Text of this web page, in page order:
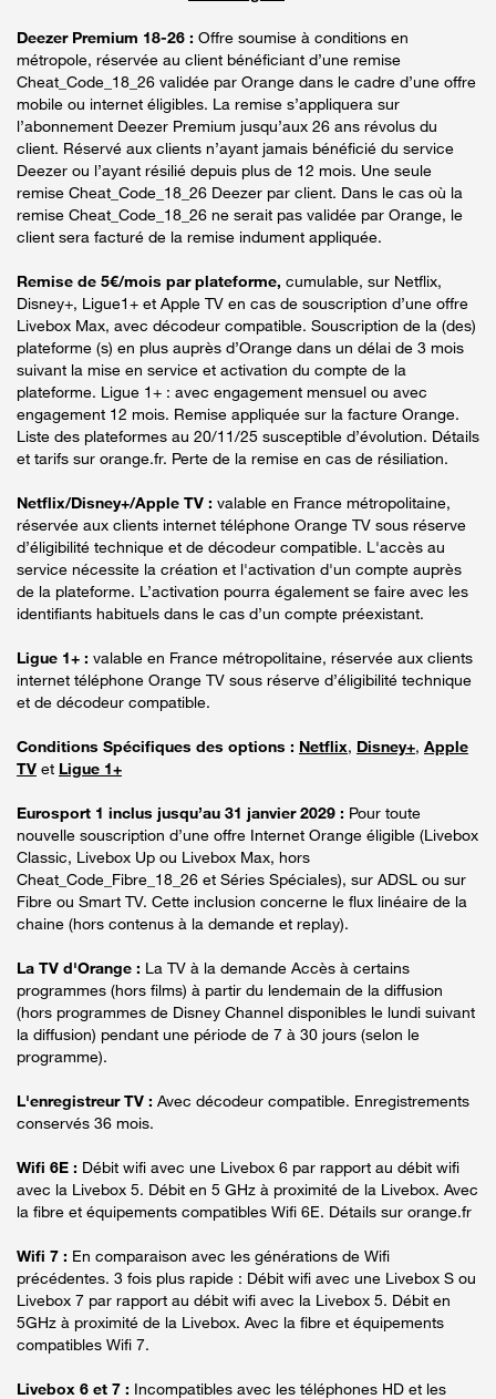
Deezer Premium 18-26 : Offre soumise à conditions en
métropole, réservée au client bénéficiant d’une remise
Cheat_Code_18_26 validée par Orange dans le cadre d’une offre
mobile ou internet éligibles. La remise s’appliquera sur
l’abonnement Deezer Premium jusqu’aux 26 ans révolus du
client. Réservé aux clients n’ayant jamais bénéficié du service
Deezer ou l’ayant résilié depuis plus de 12 mois. Une seule
remise Cheat_Code_18_26 Deezer par client. Dans le cas où la
remise Cheat_Code_18_26 ne serait pas validée par Orange, le
client sera facturé de la remise indument appliquée.
Remise de 5€/mois par plateforme, cumulable, sur Netflix,
Disney+, Ligue1+ et Apple TV en cas de souscription d’une offre
Livebox Max, avec décodeur compatible. Souscription de la (des)
plateforme (s) en plus auprès d’Orange dans un délai de 3 mois
suivant la mise en service et activation du compte de la
plateforme. Ligue 1+ : avec engagement mensuel ou avec
engagement 12 mois. Remise appliquée sur la facture Orange.
Liste des plateformes au 20/11/25 susceptible d’évolution. Détails
et tarifs sur orange.fr. Perte de la remise en cas de résiliation.
Netflix/Disney+/Apple TV : valable en France métropolitaine,
réservée aux clients internet téléphone Orange TV sous réserve
d’éligibilité technique et de décodeur compatible. L'accès au
service nécessite la création et l'activation d'un compte auprès
de la plateforme. L’activation pourra également se faire avec les
identifiants habituels dans le cas d’un compte préexistant.
Ligue 1+ : valable en France métropolitaine, réservée aux clients
internet téléphone Orange TV sous réserve d’éligibilité technique
et de décodeur compatible.
Conditions Spécifiques des options : Netflix, Disney+, Apple
TV et Ligue 1+
Eurosport 1 inclus jusqu’au 31 janvier 2029 : Pour toute
nouvelle souscription d’une offre Internet Orange éligible (Livebox
Classic, Livebox Up ou Livebox Max, hors
Cheat_Code_Fibre_18_26 et Séries Spéciales), sur ADSL ou sur
Fibre ou Smart TV. Cette inclusion concerne le flux linéaire de la
chaine (hors contenus à la demande et replay).
La TV d'Orange : La TV à la demande Accès à certains
programmes (hors films) à partir du lendemain de la diffusion
(hors programmes de Disney Channel disponibles le lundi suivant
la diffusion) pendant une période de 7 à 30 jours (selon le
programme).
L'enregistreur TV : Avec décodeur compatible. Enregistrements
conservés 36 mois.
Wifi 6E : Débit wifi avec une Livebox 6 par rapport au débit wifi
avec la Livebox 5. Débit en 5 GHz à proximité de la Livebox. Avec
la fibre et équipements compatibles Wifi 6E. Détails sur orange.fr
Wifi 7 : En comparaison avec les générations de Wifi
précédentes. 3 fois plus rapide : Débit wifi avec une Livebox S ou
Livebox 7 par rapport au débit wifi avec la Livebox 5. Débit en
5GHz à proximité de la Livebox. Avec la fibre et équipements
compatibles Wifi 7.
Livebox 6 et 7 : Incompatibles avec les téléphones HD et les